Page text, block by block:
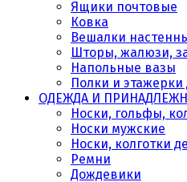
Ящики почтовые
Ковка
Вешалки
Шторы, жалюзи,
Напольные вазы
Полки и этажерки
ОДЕЖДА И
Носки, гольфы,
Носки мужские
Носки, колготки
Ремни
Дождевики